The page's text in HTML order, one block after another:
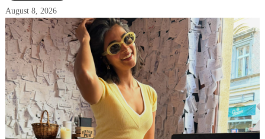
August 8, 2026